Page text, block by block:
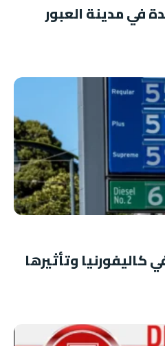
في مدينة العبور
كاليفورنيا وتأثيرها